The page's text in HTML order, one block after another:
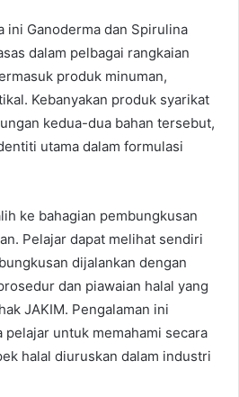
ini Ganoderma dan Spirulina
dalam pelbagai rangkaian
produk minuman,
Kebanyakan produk syarikat
kedua-dua bahan tersebut,
utama dalam formulasi
ke bahagian pembungkusan
Pelajar dapat melihat sendiri
dijalankan dengan
dan piawaian halal yang
JAKIM. Pengalaman ini
pelajar untuk memahami secara
halal diuruskan dalam industri